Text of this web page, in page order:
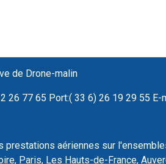
de Drone-malin
26 77 65 Port:( 33 6) 26 19 29 55 E-
prestations aériennes sur
, Paris, Les Hauts-de-France,